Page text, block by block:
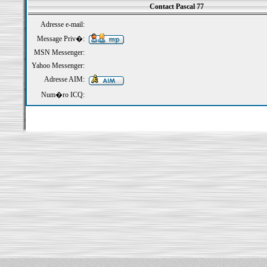
Contact Pascal 77
Adresse e-mail:
Message Priv�:
MSN Messenger:
Yahoo Messenger:
Adresse AIM:
Num�ro ICQ: